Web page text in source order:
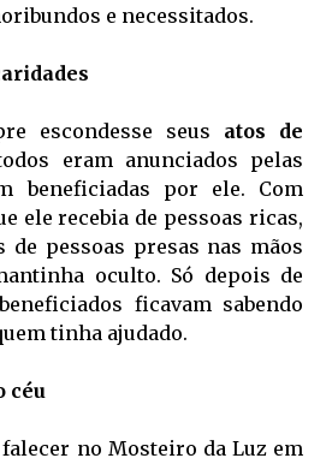
e necessitados.
escondesse seus atos de
eram anunciados pelas
beneficiadas por ele. Com
ele recebia de pessoas ricas,
de pessoas presas nas mãos
oculto. Só depois de
ficavam sabendo
tinha ajudado.
céu
no Mosteiro da Luz em